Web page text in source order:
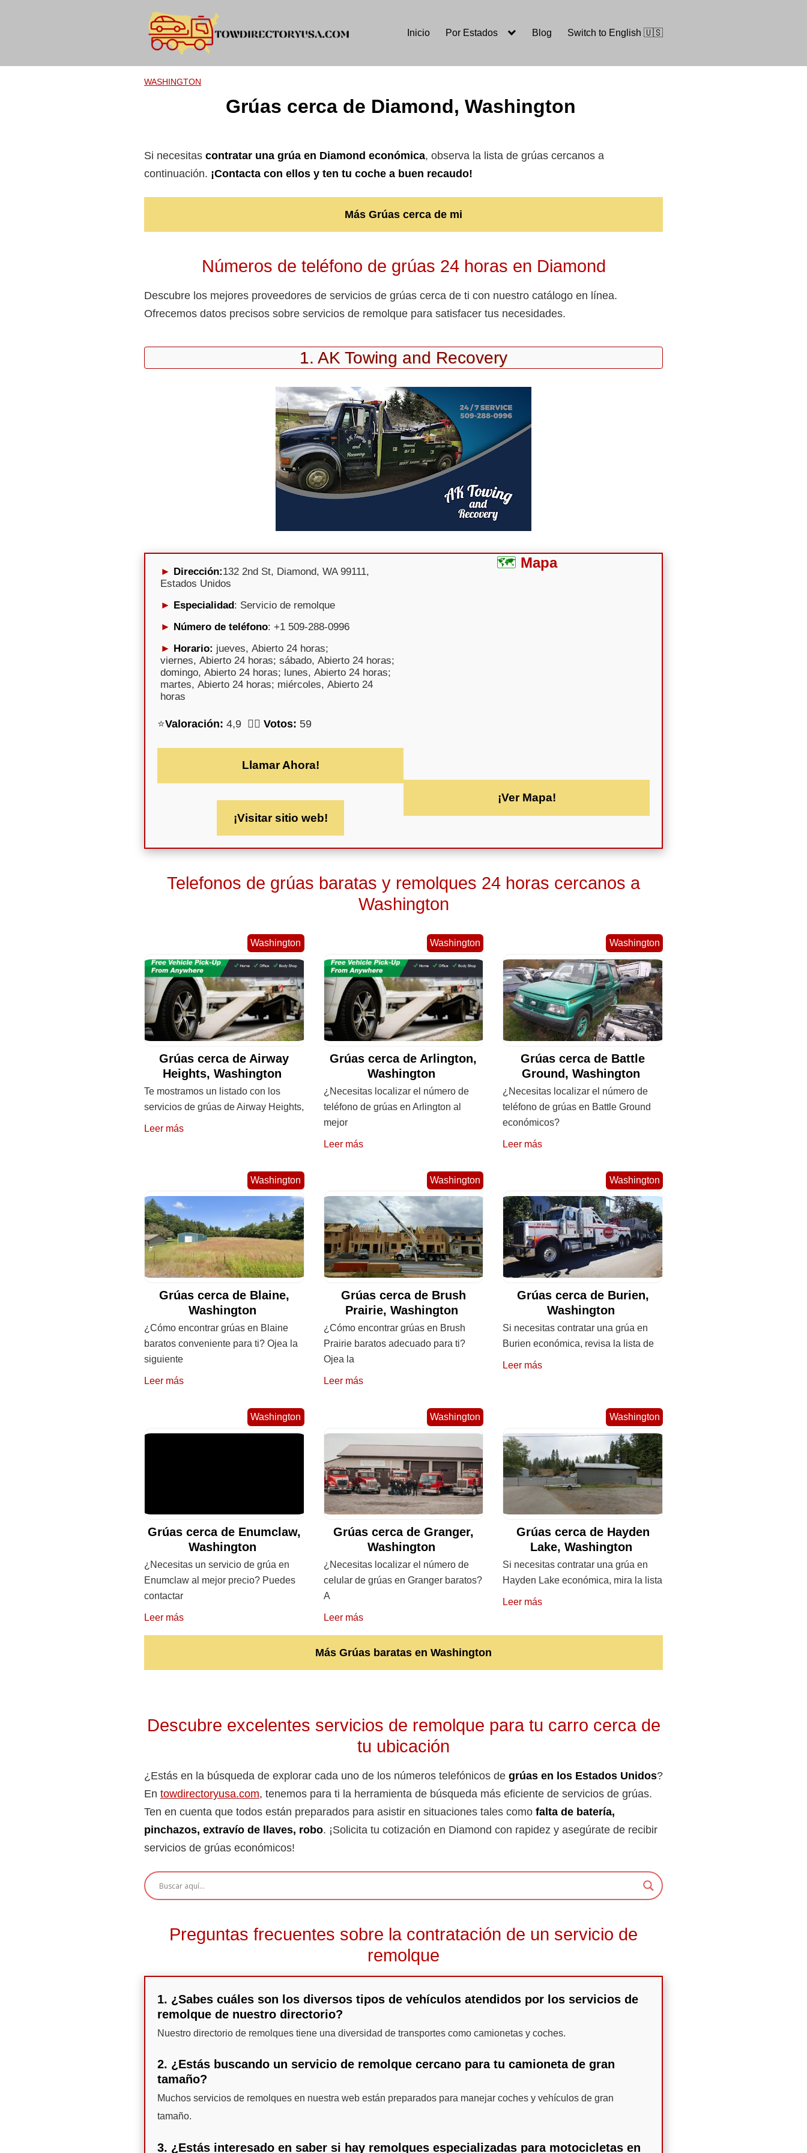
Inicio Por Estados Blog Switch to English 🇺🇸
WASHINGTON
Grúas cerca de Diamond, Washington
Si necesitas contratar una grúa en Diamond económica, observa la lista de grúas cercanos a
continuación. ¡Contacta con ellos y ten tu coche a buen recaudo!
Más Grúas cerca de mi
Números de teléfono de grúas 24 horas en Diamond
Descubre los mejores proveedores de servicios de grúas cerca de ti con nuestro catálogo en línea.
Ofrecemos datos precisos sobre servicios de remolque para satisfacer tus necesidades.
1. AK Towing and Recovery
Dirección:132 2nd St, Diamond, WA 99111,
Estados Unidos
Especialidad: Servicio de remolque
Número de teléfono: +1 509-288-0996
Horario: jueves, Abierto 24 horas;
viernes, Abierto 24 horas; sábado, Abierto 24 horas;
domingo, Abierto 24 horas; lunes, Abierto 24 horas;
martes, Abierto 24 horas; miércoles, Abierto 24
horas
⭐Valoración: 4,9 🕵️‍♀️ Votos: 59
Llamar Ahora!
¡Visitar sitio web!
Mapa
¡Ver Mapa!
Telefonos de grúas baratas y remolques 24 horas cercanos a
Washington
Washington
Grúas cerca de Airway
Heights, Washington
Te mostramos un listado con los
servicios de grúas de Airway Heights,
Leer más
Washington
Grúas cerca de Arlington,
Washington
¿Necesitas localizar el número de
teléfono de grúas en Arlington al
mejor
Leer más
Washington
Grúas cerca de Battle
Ground, Washington
¿Necesitas localizar el número de
teléfono de grúas en Battle Ground
económicos?
Leer más
Washington
Grúas cerca de Blaine,
Washington
¿Cómo encontrar grúas en Blaine
baratos conveniente para ti? Ojea la
siguiente
Leer más
Washington
Grúas cerca de Brush
Prairie, Washington
¿Cómo encontrar grúas en Brush
Prairie baratos adecuado para ti?
Ojea la
Leer más
Washington
Grúas cerca de Burien,
Washington
Si necesitas contratar una grúa en
Burien económica, revisa la lista de
Leer más
Washington
Grúas cerca de Enumclaw,
Washington
¿Necesitas un servicio de grúa en
Enumclaw al mejor precio? Puedes
contactar
Leer más
Washington
Grúas cerca de Granger,
Washington
¿Necesitas localizar el número de
celular de grúas en Granger baratos?
A
Leer más
Washington
Grúas cerca de Hayden
Lake, Washington
Si necesitas contratar una grúa en
Hayden Lake económica, mira la lista
Leer más
Más Grúas baratas en Washington
Descubre excelentes servicios de remolque para tu carro cerca de
tu ubicación
¿Estás en la búsqueda de explorar cada uno de los números telefónicos de grúas en los Estados Unidos?
En towdirectoryusa.com, tenemos para ti la herramienta de búsqueda más eficiente de servicios de grúas.
Ten en cuenta que todos están preparados para asistir en situaciones tales como falta de batería,
pinchazos, extravío de llaves, robo. ¡Solicita tu cotización en Diamond con rapidez y asegúrate de recibir
servicios de grúas económicos!
Preguntas frecuentes sobre la contratación de un servicio de
remolque
1. ¿Sabes cuáles son los diversos tipos de vehículos atendidos por los servicios de
remolque de nuestro directorio?
Nuestro directorio de remolques tiene una diversidad de transportes como camionetas y coches.
2. ¿Estás buscando un servicio de remolque cercano para tu camioneta de gran
tamaño?
Muchos servicios de remolques en nuestra web están preparados para manejar coches y vehículos de gran
tamaño.
3. ¿Estás interesado en saber si hay remolques especializadas para motocicletas en